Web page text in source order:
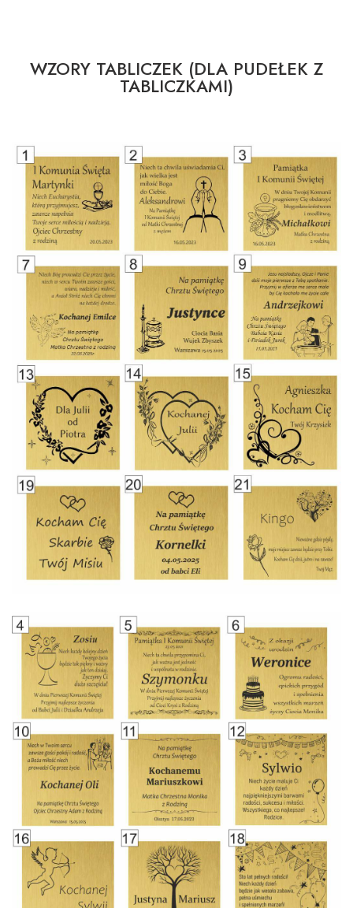
WZORY TABLICZEK (DLA PUDEŁEK Z
TABLICZKAMI)